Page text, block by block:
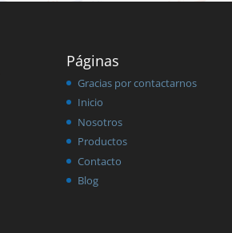
Páginas
Gracias por contactarnos
Inicio
Nosotros
Productos
Contacto
Blog